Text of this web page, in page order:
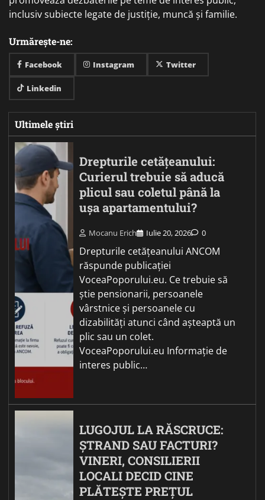
inclusiv subiecte legate de justiție, muncă și familie.
Urmărește-ne:
Facebook Instagram Twitter
Linkedin
Ultimele știri
Drepturile cetățeanului:
Curierul trebuie să aducă
plicul sau coletul până la
ușa apartamentului?
Mocanu Erich Iulie 20, 2026 0
Drepturile cetățeanului ANCOM
răspunde publicației
VoceaPoporului.eu. Ce trebuie să
știe pensionarii, persoanele
vârstnice și persoanele cu
dizabilități atunci când așteaptă un
plic sau un colet.
VoceaPoporului.eu Informație de
interes public…
LUGOJUL LA RĂSCRUCE:
ȘTRAND SAU FACTURI?
VINERI, CONSILIERII
LOCALI DECID CINE
PLĂTEȘTE PREȚUL